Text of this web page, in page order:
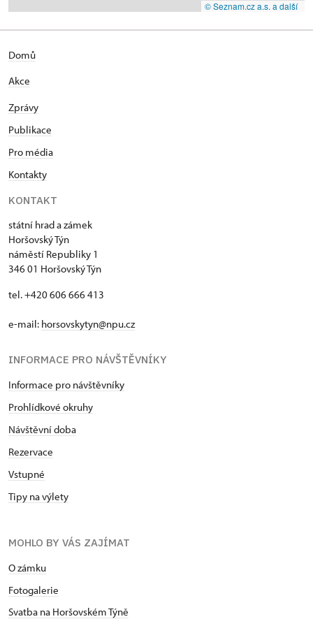
© Seznam.cz a.s. a další
Domů
Akce
Zprávy
Publikace
Pro média
Kontakty
KONTAKT
státní hrad a zámek
Horšovský Týn
náměstí Republiky 1
346 01 Horšovský Týn
tel. +420 606 666 413
e-mail: horsovskytyn@npu.cz
INFORMACE PRO NÁVŠTĚVNÍKY
Informace pro návštěvníky
Prohlídkové okruhy
Návštěvní doba
Rezervace
Vstupné
Tipy na výlety
MOHLO BY VÁS ZAJÍMAT
O zámku
Fotogalerie
Svatba na Horšovském Týně